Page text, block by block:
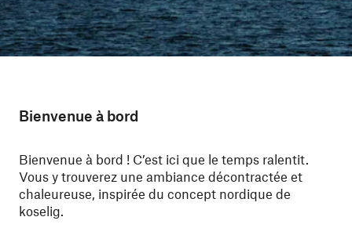
Bienvenue à bord
Bienvenue à bord ! C’est ici que le temps ralentit.
Vous y trouverez une ambiance décontractée et
chaleureuse, inspirée du concept nordique de
koselig.